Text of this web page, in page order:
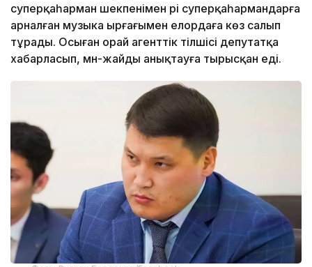
суперқаһарман шекпенімен әрі суперқаһармандарға
арналған музыка ырғағымен елордаға көз салып
тұрады. Осыған орай агенттік тілшісі депутатқа
хабарласып, мән-жайды анықтауға тырысқан еді.